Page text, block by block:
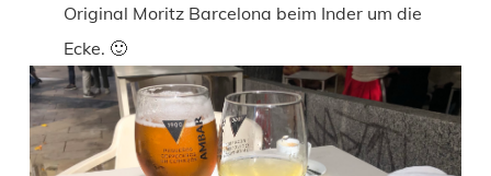
Original Moritz Barcelona beim Inder um die
Ecke. 🙂